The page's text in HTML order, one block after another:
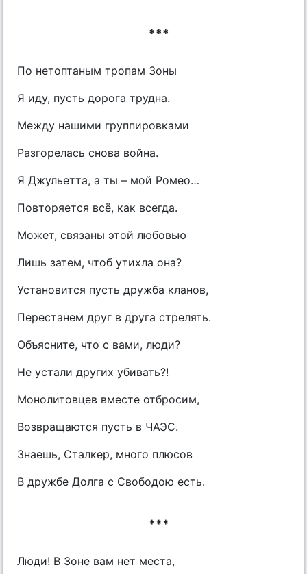
***
По нетоптаным тропам Зоны
Я иду, пусть дорога трудна.
Между нашими группировками
Разгорелась снова война.
Я Джульетта, а ты – мой Ромео…
Повторяется всё, как всегда.
Может, связаны этой любовью
Лишь затем, чтоб утихла она?
Установится пусть дружба кланов,
Перестанем друг в друга стрелять.
Объясните, что с вами, люди?
Не устали других убивать?!
Монолитовцев вместе отбросим,
Возвращаются пусть в ЧАЭС.
Знаешь, Сталкер, много плюсов
В дружбе Долга с Свободою есть.
***
Люди! В Зоне вам нет места,